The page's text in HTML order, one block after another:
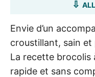
Envie d’un
croustillant, sain et
La recette brocolis
rapide et sans